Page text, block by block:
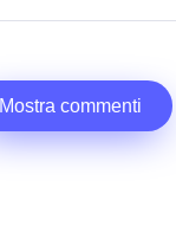
Mostra commenti